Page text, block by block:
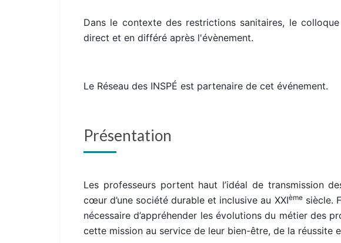
Dans le contexte des restrictions sanitaires, le
direct et en différé après l'évènement.
Le Réseau des INSPÉ est partenaire de cet événement.
Présentation
Les professeurs portent haut l’idéal de transmission
cœur d’une société durable et inclusive au XXIèmesiècle.
nécessaire d’appréhender les évolutions du métier des
cette mission au service de leur bien-être, de la réussite